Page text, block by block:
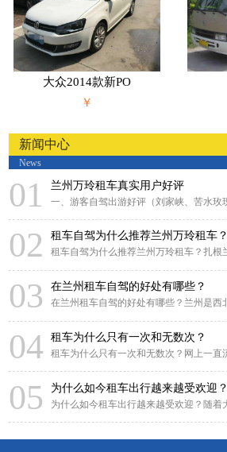
大众2014款新PO
￥
新闻中心
News
01 兰州万玲租车真实用户好评
02 租车自驾为什么推荐兰州万玲租车？
03 在兰州租车自驾的好处有哪些？
04 租车为什么只有一次和无数次？
05 为什么如今租车出行越来越受欢迎？